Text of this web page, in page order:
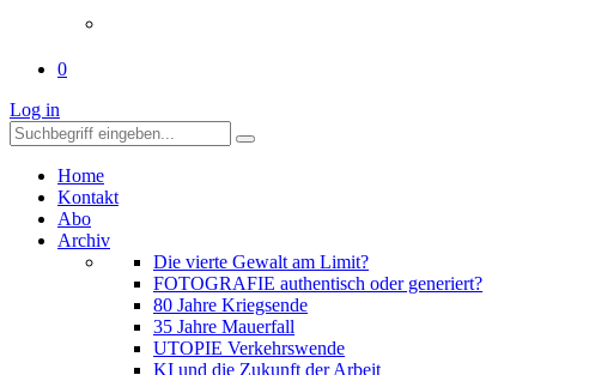
0
Log in
Home
Kontakt
Abo
Archiv
Die vierte Gewalt am Limit?
FOTOGRAFIE authentisch oder generiert?
80 Jahre Kriegsende
35 Jahre Mauerfall
UTOPIE Verkehrswende
KI und die Zukunft der Arbeit